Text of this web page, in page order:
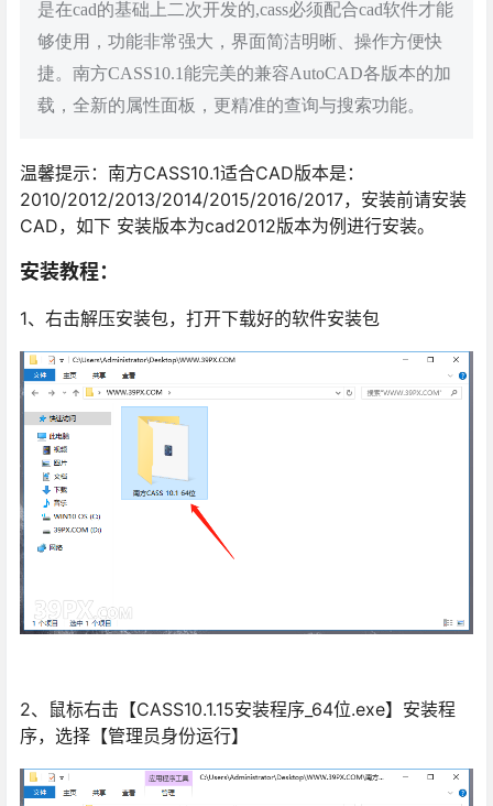
是在cad的基础上二次开发的,cass必须配合cad软件才能
够使用，功能非常强大，界面简洁明晰、操作方便快
捷。南方CASS10.1能完美的兼容AutoCAD各版本的加
载，全新的属性面板，更精准的查询与搜索功能。
温馨提示：南方CASS10.1适合CAD版本是：
2010/2012/2013/2014/2015/2016/2017，安装前请安装
CAD，如下 安装版本为cad2012版本为例进行安装。
安装教程：
1、右击解压安装包，打开下载好的软件安装包
2、鼠标右击【CASS10.1.15安装程序_64位.exe】安装程
序，选择【管理员身份运行】